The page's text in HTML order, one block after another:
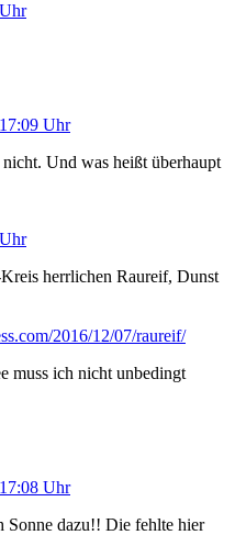
Uhr
Und was heißt überhaupt
herrlichen Raureif, Dunst
2016/12/07/raureif/
muss ich nicht unbedingt
Uhr
Sonne dazu!! Die fehlte hier